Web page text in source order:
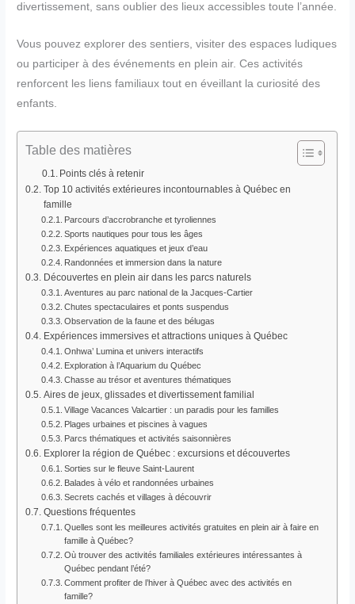
divertissement, sans oublier des lieux accessibles toute l’année.
Vous pouvez explorer des sentiers, visiter des espaces ludiques
ou participer à des événements en plein air. Ces activités
renforcent les liens familiaux tout en éveillant la curiosité des
enfants.
Table des matières
Points clés à retenir
Top 10 activités extérieures incontournables à Québec en
famille
Parcours d’accrobranche et tyroliennes
Sports nautiques pour tous les âges
Expériences aquatiques et jeux d’eau
Randonnées et immersion dans la nature
Découvertes en plein air dans les parcs naturels
Aventures au parc national de la Jacques-Cartier
Chutes spectaculaires et ponts suspendus
Observation de la faune et des bélugas
Expériences immersives et attractions uniques à Québec
Onhwa’ Lumina et univers interactifs
Exploration à l’Aquarium du Québec
Chasse au trésor et aventures thématiques
Aires de jeux, glissades et divertissement familial
Village Vacances Valcartier : un paradis pour les familles
Plages urbaines et piscines à vagues
Parcs thématiques et activités saisonnières
Explorer la région de Québec : excursions et découvertes
Sorties sur le fleuve Saint-Laurent
Balades à vélo et randonnées urbaines
Secrets cachés et villages à découvrir
Questions fréquentes
Quelles sont les meilleures activités gratuites en plein air à faire en
famille à Québec?
Où trouver des activités familiales extérieures intéressantes à
Québec pendant l’été?
Comment profiter de l’hiver à Québec avec des activités en
famille?